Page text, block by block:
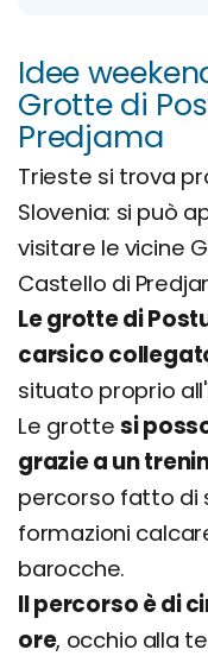
Idee
Grotte di
Predjama
Trieste si trova
Slovenia: si può
visitare le vicine
Castello di
Le grotte di
carsico
situato proprio
Le grottesi
grazie a un
percorso fatto di
formazioni
barocche.
Il percorso è di
ore, occhio alla